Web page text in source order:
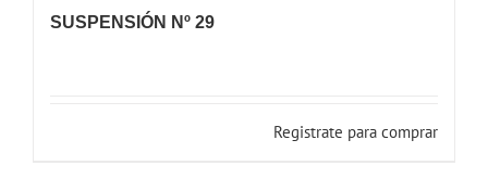
SUSPENSIÓN Nº 29
Registrate para comprar